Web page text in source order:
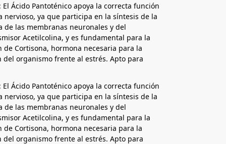
Ácido Pantoténico apoya la correcta función
nervioso, ya que participa en la síntesis de la
de las membranas neuronales y del
Acetilcolina, y es fundamental para la
de Cortisona, hormona necesaria para la
del organismo frente al estrés. Apto para
Ácido Pantoténico apoya la correcta función
nervioso, ya que participa en la síntesis de la
de las membranas neuronales y del
Acetilcolina, y es fundamental para la
de Cortisona, hormona necesaria para la
del organismo frente al estrés. Apto para